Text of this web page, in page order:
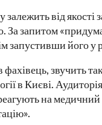
залежить від
За запитом
запустивши його у
звучить
в Києві.
реагують на